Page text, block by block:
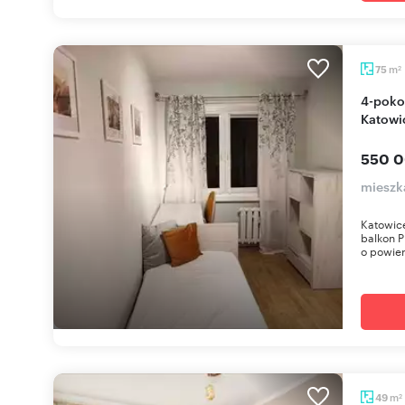
75 m2
4-pokojowe mieszkanie 75 m² z balkonem w
550
balkon
o
49 m2